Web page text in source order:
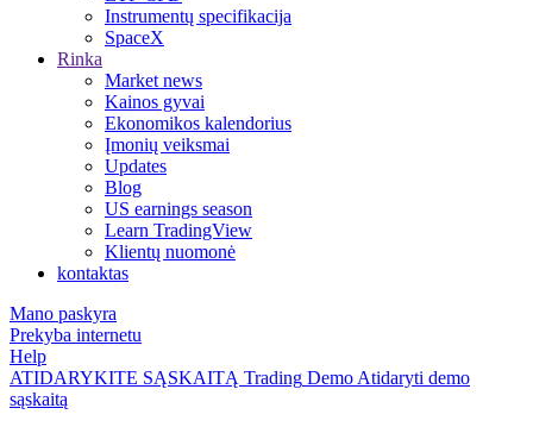
Instrumentų specifikacija
SpaceX
Rinka
Market news
Kainos gyvai
Ekonomikos kalendorius
Įmonių veiksmai
Updates
Blog
US earnings season
Learn TradingView
Klientų nuomonė
kontaktas
Mano paskyra
Prekyba internetu
Help
ATIDARYKITE SĄSKAITĄ Trading Demo Atidaryti demo
sąskaitą